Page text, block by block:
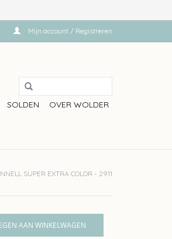
Mijn account / Registreren
SOLDEN OVER WOLDER
SUPER EXTRA COLOR - 2911
AAN WINKELWAGEN